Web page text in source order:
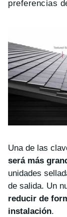
preferencias
Una de las
será más
unidades
de salida. Un
reducir de
instalación.